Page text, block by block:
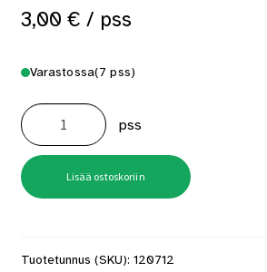
3,00 € / pss
Varastossa(7 pss)
Uraruuvi
M4X25mm
FIP
Zn
Din84
20
kpl/pss
määrä
pss
Lisää ostoskoriin
Tuotetunnus (SKU): 120712